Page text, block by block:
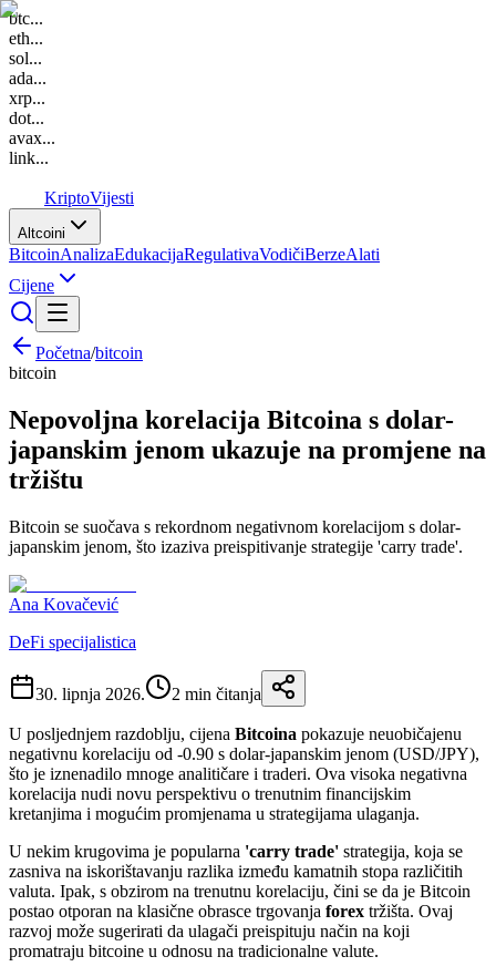
btc...
eth...
sol...
ada...
xrp...
dot...
avax...
link...
KriptoVijesti
Altcoini
BitcoinAnalizaEdukacijaRegulativaVodičiBerzeAlati
Cijene
Početna/bitcoin
bitcoin
Nepovoljna korelacija Bitcoina s dolar-
japanskim jenom ukazuje na promjene na
tržištu
Bitcoin se suočava s rekordnom negativnom korelacijom s dolar-
japanskim jenom, što izaziva preispitivanje strategije 'carry trade'.
Ana Kovačević
DeFi specijalistica
30. lipnja 2026. 2 min čitanja
U posljednjem razdoblju, cijena Bitcoina pokazuje neuobičajenu
negativnu korelaciju od -0.90 s dolar-japanskim jenom (USD/JPY),
što je iznenadilo mnoge analitičare i traderi. Ova visoka negativna
korelacija nudi novu perspektivu o trenutnim financijskim
kretanjima i mogućim promjenama u strategijama ulaganja.
U nekim krugovima je popularna 'carry trade' strategija, koja se
zasniva na iskorištavanju razlika između kamatnih stopa različitih
valuta. Ipak, s obzirom na trenutnu korelaciju, čini se da je Bitcoin
postao otporan na klasične obrasce trgovanja forex tržišta. Ovaj
razvoj može sugerirati da ulagači preispituju način na koji
promatraju bitcoine u odnosu na tradicionalne valute.